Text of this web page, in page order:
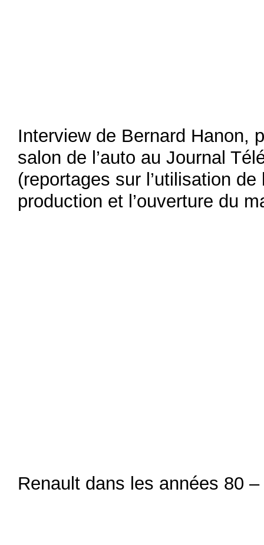
Interview de Bernard Hanon,
salon de l’auto au Journal
(reportages sur l’utilisation
production et l’ouverture du
Renault dans les années 80